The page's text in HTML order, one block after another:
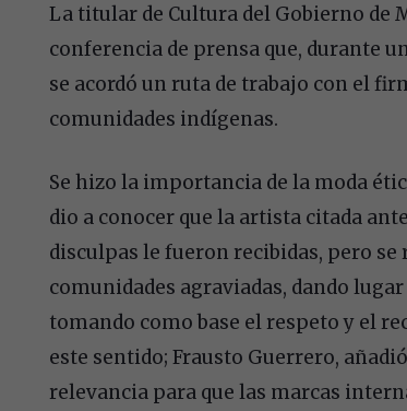
La titular de Cultura del Gobierno de
conferencia de prensa que, durante
se acordó un ruta de trabajo con el
comunidades indígenas.
Se hizo la importancia de la moda
dio a conocer que la artista citada
disculpas le fueron recibidas, pero
comunidades agraviadas, dando
tomando como base el respeto y el
este sentido; Frausto Guerrero,
relevancia para que las marcas